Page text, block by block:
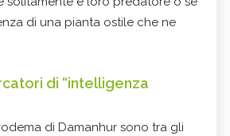
di una pianta ostile che ne
di “intelligenza
di Damanhur sono tra gli